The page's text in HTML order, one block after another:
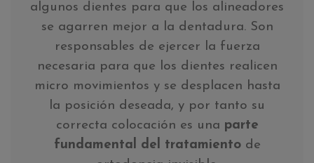
algunos dientes para que los alineadores
se agarren mejor a la dentadura. Son
responsables de ejercer la fuerza
necesaria para que los dientes realicen
micro movimientos y se desplacen hasta
la posición deseada, y por tanto su
correcta colocación es una parte
fundamental del tratamientode